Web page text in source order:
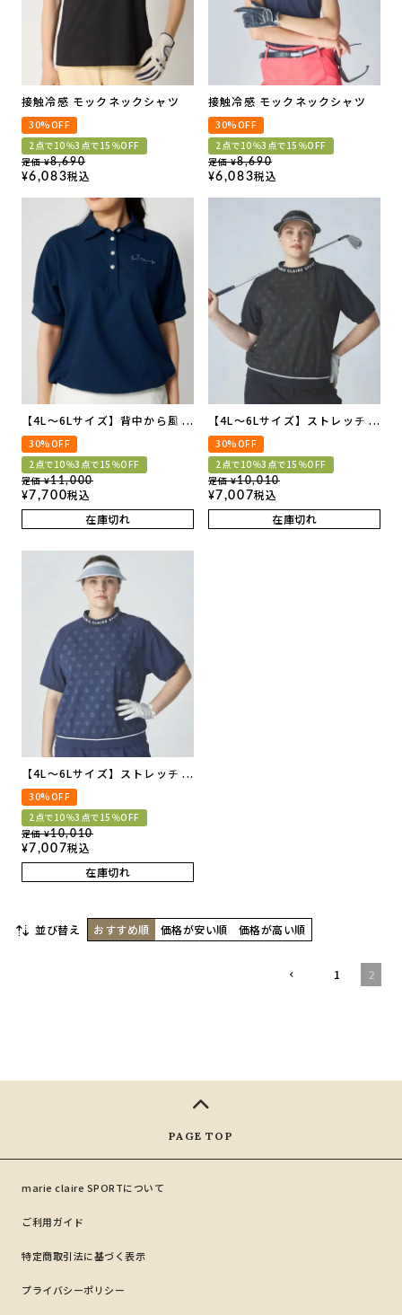
接触冷感 モックネックシャツ
30%OFF
2点で10％3点で15％OFF
定価 ¥8,690
¥6,083税込
接触冷感 モックネックシャツ
30%OFF
2点で10％3点で15％OFF
定価 ¥8,690
¥6,083税込
【4L～6Lサイズ】背中から風を
通す ストレッチサッカー素材ポ
ロシャツ
30%OFF
2点で10％3点で15％OFF
定価 ¥11,000
¥7,700税込
在庫切れ
【4L～6Lサイズ】ストレッチナ
イロン半袖プルオーバー | セッ
トアップ可
30%OFF
2点で10％3点で15％OFF
定価 ¥10,010
¥7,007税込
在庫切れ
【4L～6Lサイズ】ストレッチナ
イロン半袖プルオーバー | セッ
トアップ可
30%OFF
2点で10％3点で15％OFF
定価 ¥10,010
¥7,007税込
在庫切れ
並び替え おすすめ順 価格が安い順 価格が高い順
1 2
marie claire SPORTについて
ご利用ガイド
特定商取引法に基づく表示
プライバシーポリシー